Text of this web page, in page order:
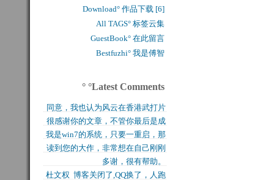
Download° 作品下载 [6]
All TAGS° 标签云集
GuestBook° 在此留言
Bestfuzhi° 我是傅智
° °Latest Comments
同意，我也认为风云在香港武打片
历史上是绝无仅有的，...
很感谢你的文章，不管你最后是成
功还是失败，能让后来...
我是win7的系统，只要一重启，那
块MFT盘就无法...
读到您的大作，非常想在自己刚刚
买的固态硬盘上试试，...
多谢，很有帮助。
杜文权 博客关闭了,QQ换了，人跑